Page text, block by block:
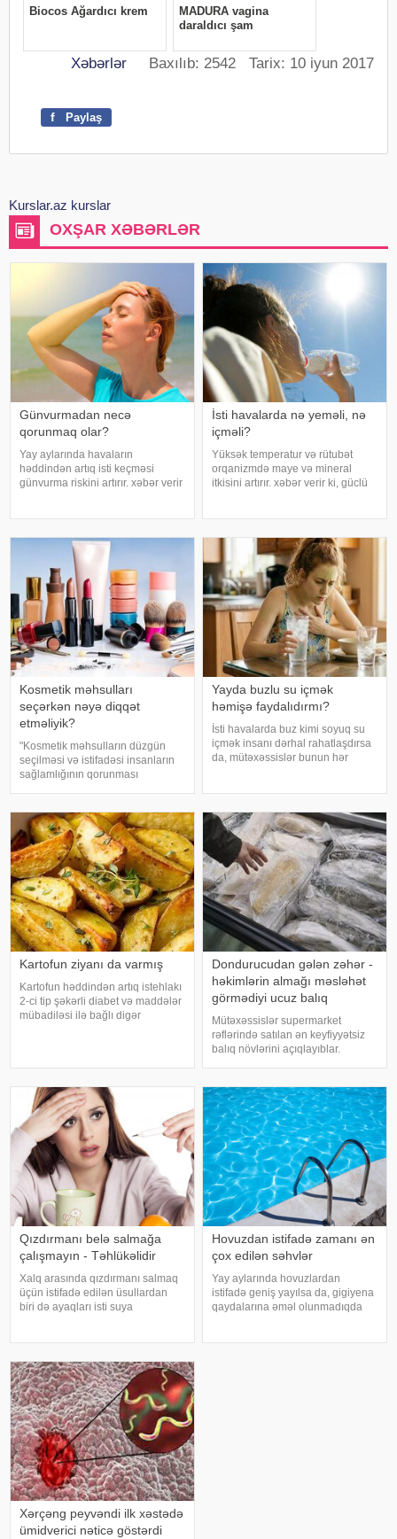
Xəbərlər Baxılıb: 2542 Tarix: 10 iyun 2017
f Paylaş
Kurslar.az kurslar
OXŞAR XƏBƏRLƏR
Günvurmadan necə
qorunmaq olar?
Yay aylarında havaların
həddindən artıq isti keçməsi
günvurma riskini artırır. xəbər verir
diqqətli olmalıdırlar.
Günvurmadan qorunma
İsti havalarda nə yeməli, nə
içməli?
Yüksək temperatur və rütubət
orqanizmdə maye və mineral
itkisini artırır. xəbər verir ki, güclü
ürəkbulanma kimi hallara səbəb
Kosmetik məhsulları
seçərkən nəyə diqqət
etməliyik?
"Kosmetik məhsulların düzgün
seçilməsi və istifadəsi insanların
sağlamlığının qorunması
Səhiyyə Nazirliyinin rəsmi
"Instagram" hesabınd
Yayda buzlu su içmək
həmişə faydalıdırmı?
İsti havalarda buz kimi soyuq su
içmək insanı dərhal rahatlaşdırsa
da, mütəxəssislər bunun hər
insanın kifayət qədə
Kartofun ziyanı da varmış
Kartofun həddindən artıq istehlakı
2-ci tip şəkərli diabet və maddələr
mübadiləsi ilə bağlı digər
Dondurucudan gələn zəhər -
həkimlərin almağı məsləhət
görmədiyi ucuz balıq
Mütəxəssislər supermarket
rəflərində satılan ən keyfiyyətsiz
balıq növlərini açıqlayıblar.
görünür. xarici mediaya istinadən
xəbər verir ki, supermarketlərdək
Qızdırmanı belə salmağa
çalışmayın - Təhlükəlidir
Xalq arasında qızdırmanı salmaq
üçün istifadə edilən üsullardan
biri də ayaqları isti suya
ağırlaşdıra bilər. xəbər verir ki,
yüksə
Hovuzdan istifadə zamanı ən
çox edilən səhvlər
Yay aylarında hovuzlardan
istifadə geniş yayılsa da, gigiyena
qaydalarına əməl olunmadıqda
Xərçəng peyvəndi ilk xəstədə
ümidverici nəticə göstərdi